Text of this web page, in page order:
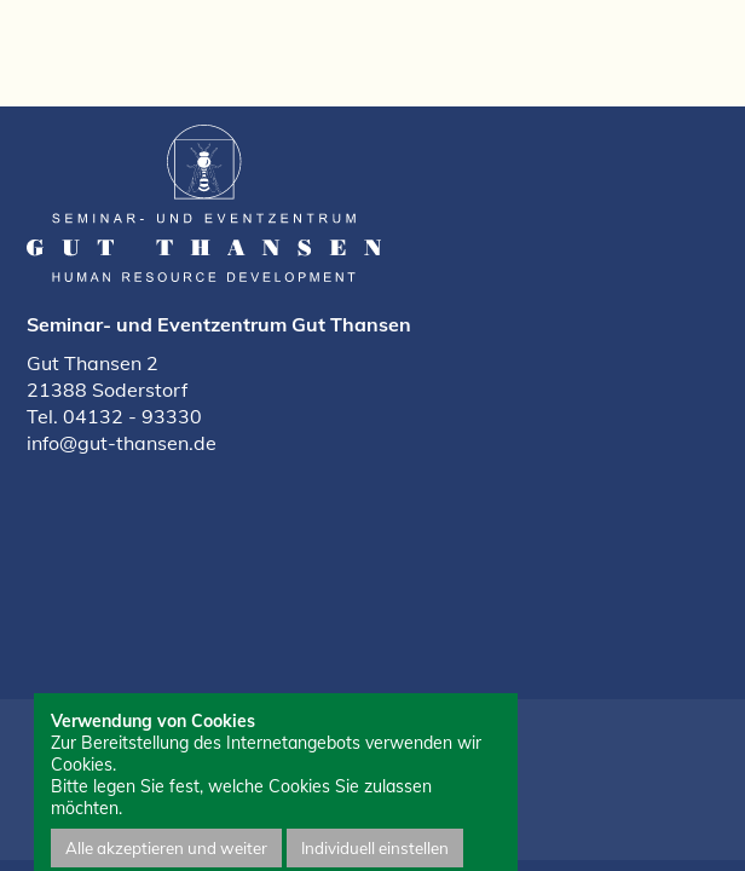
Seminar- und Eventzentrum Gut Thansen
Gut Thansen 2
21388 Soderstorf
Tel. 04132 - 93330
info@gut-thansen.de
Verwendung von Cookies
Zur Bereitstellung des Internetangebots verwenden wir
Cookies.
Bitte legen Sie fest, welche Cookies Sie zulassen
möchten.
Alle akzeptieren und weiter Individuell einstellen